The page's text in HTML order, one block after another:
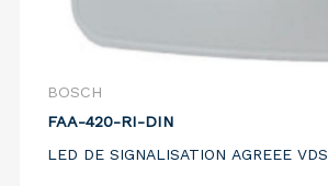
BOSCH
FAA-420-RI-DIN
LED DE SIGNALISATION AGREEE VDS